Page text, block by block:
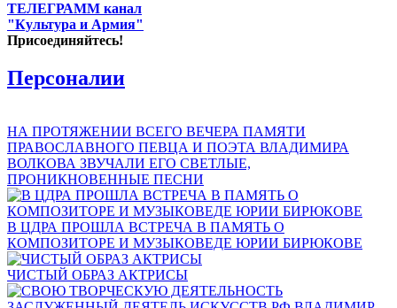
ТЕЛЕГРАММ канал
"Культура и Армия"
Присоединяйтесь!
Персоналии
НА ПРОТЯЖЕНИИ ВСЕГО ВЕЧЕРА ПАМЯТИ
ПРАВОСЛАВНОГО ПЕВЦА И ПОЭТА ВЛАДИМИРА
ВОЛКОВА ЗВУЧАЛИ ЕГО СВЕТЛЫЕ,
ПРОНИКНОВЕННЫЕ ПЕСНИ
В ЦДРА ПРОШЛА ВСТРЕЧА В ПАМЯТЬ О
КОМПОЗИТОРЕ И МУЗЫКОВЕДЕ ЮРИИ БИРЮКОВЕ
ЧИСТЫЙ ОБРАЗ АКТРИСЫ